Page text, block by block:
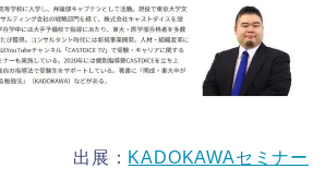
出展： KADOKAWAセミナー